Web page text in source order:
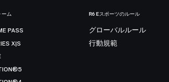
ーム
PASS
X|S
R6 Eスポーツのルール
グローバルルール
行動規範